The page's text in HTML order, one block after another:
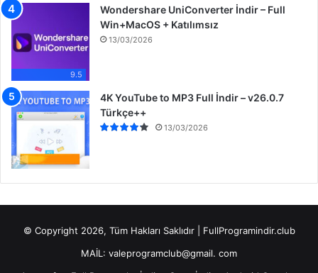
9.5
Wondershare UniConverter İndir – Full
Win+MacOS + Katılımsız
13/03/2026
4K YouTube to MP3 Full İndir – v26.0.7
Türkçe++
13/03/2026
© Copyright 2026, Tüm Hakları Saklıdır | FullProgramindir.club
MAİL: valeprogramclub@gmail. com